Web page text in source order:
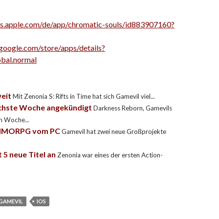
de/app/chromatic-souls/id883907160?
store/apps/details?
Mit Zenonia S: Rifts in Time hat sich Gamevil viel...
Woche angekündigt Darkness Reborn, Gamevils
Woche...
vom PCGamevil hat zwei neue Großprojekte
neue Titel an Zenonia war eines der ersten Action-
IOS